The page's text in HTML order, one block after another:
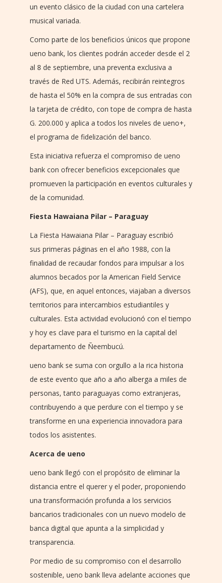
un evento clásico de la ciudad con una cartelera
musical variada.
Como parte de los beneficios únicos que propone
ueno bank, los clientes podrán acceder desde el 2
al 8 de septiembre, una preventa exclusiva a
través de Red UTS. Además, recibirán reintegros
de hasta el 50% en la compra de sus entradas con
la tarjeta de crédito, con tope de compra de hasta
G. 200.000 y aplica a todos los niveles de ueno+,
el programa de fidelización del banco.
Esta iniciativa refuerza el compromiso de ueno
bank con ofrecer beneficios excepcionales que
promueven la participación en eventos culturales y
de la comunidad.
Fiesta Hawaiana Pilar – Paraguay
La Fiesta Hawaiana Pilar – Paraguay escribió
sus primeras páginas en el año 1988, con la
finalidad de recaudar fondos para impulsar a los
alumnos becados por la American Field Service
(AFS), que, en aquel entonces, viajaban a diversos
territorios para intercambios estudiantiles y
culturales. Esta actividad evolucionó con el tiempo
y hoy es clave para el turismo en la capital del
departamento de Ñeembucú.
ueno bank se suma con orgullo a la rica historia
de este evento que año a año alberga a miles de
personas, tanto paraguayas como extranjeras,
contribuyendo a que perdure con el tiempo y se
transforme en una experiencia innovadora para
todos los asistentes.
Acerca de ueno
ueno bank llegó con el propósito de eliminar la
distancia entre el querer y el poder, proponiendo
una transformación profunda a los servicios
bancarios tradicionales con un nuevo modelo de
banca digital que apunta a la simplicidad y
transparencia.
Por medio de su compromiso con el desarrollo
sostenible, ueno bank lleva adelante acciones que